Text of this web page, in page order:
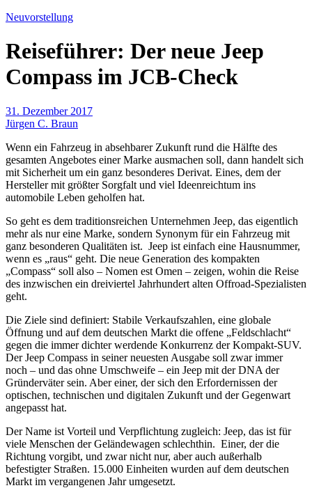
Neuvorstellung
Reiseführer: Der neue Jeep
Compass im JCB-Check
31. Dezember 2017
Jürgen C. Braun
Wenn ein Fahrzeug in absehbarer Zukunft rund die Hälfte des
gesamten Angebotes einer Marke ausmachen soll, dann handelt sich
mit Sicherheit um ein ganz besonderes Derivat. Eines, dem der
Hersteller mit größter Sorgfalt und viel Ideenreichtum ins
automobile Leben geholfen hat.
So geht es dem traditionsreichen Unternehmen Jeep, das eigentlich
mehr als nur eine Marke, sondern Synonym für ein Fahrzeug mit
ganz besonderen Qualitäten ist. Jeep ist einfach eine Hausnummer,
wenn es „raus“ geht. Die neue Generation des kompakten
„Compass“ soll also – Nomen est Omen – zeigen, wohin die Reise
des inzwischen ein dreiviertel Jahrhundert alten Offroad-Spezialisten
geht.
Die Ziele sind definiert: Stabile Verkaufszahlen, eine globale
Öffnung und auf dem deutschen Markt die offene „Feldschlacht“
gegen die immer dichter werdende Konkurrenz der Kompakt-SUV.
Der Jeep Compass in seiner neuesten Ausgabe soll zwar immer
noch – und das ohne Umschweife – ein Jeep mit der DNA der
Gründerväter sein. Aber einer, der sich den Erfordernissen der
optischen, technischen und digitalen Zukunft und der Gegenwart
angepasst hat.
Der Name ist Vorteil und Verpflichtung zugleich: Jeep, das ist für
viele Menschen der Geländewagen schlechthin. Einer, der die
Richtung vorgibt, und zwar nicht nur, aber auch außerhalb
befestigter Straßen. 15.000 Einheiten wurden auf dem deutschen
Markt im vergangenen Jahr umgesetzt.